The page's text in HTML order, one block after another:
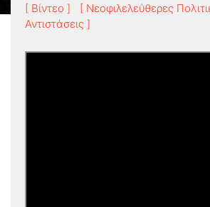
[ Βίντεο ]
[ Νεοφιλελεύθερες
Αντιστάσεις ]